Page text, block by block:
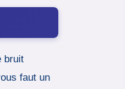
bruit
faut un